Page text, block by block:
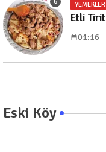
YEMEKLER
01:16
Eski Köy